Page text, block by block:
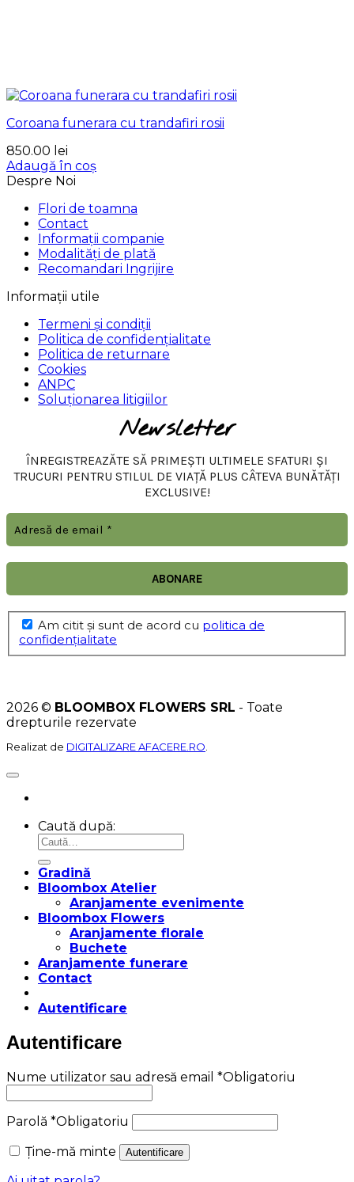
Coroana funerara cu trandafiri rosii
850.00 lei
Adaugă în coș
Despre Noi
Flori de toamna
Contact
Informații companie
Modalități de plată
Recomandari Ingrijire
Informații utile
Termeni și condiții
Politica de confidențialitate
Politica de returnare
Cookies
ANPC
Soluționarea litigiilor
Newsletter
ÎNREGISTREAZĂTE SĂ PRIMEȘTI ULTIMELE SFATURI ȘI
TRUCURI PENTRU STILUL DE VIAȚĂ PLUS CÂTEVA BUNĂTĂȚI
EXCLUSIVE!
Am citit şi sunt de acord cu politica de
confidențialitate
2026 © BLOOMBOX FLOWERS SRL - Toate
drepturile rezervate
Realizat de DIGITALIZARE AFACERE.RO.
Caută după:
Gradină
Bloombox Atelier
Aranjamente evenimente
Bloombox Flowers
Aranjamente florale
Buchete
Aranjamente funerare
Contact
Autentificare
Autentificare
Nume utilizator sau adresă email *Obligatoriu
Parolă *Obligatoriu
Ține-mă minte
Autentificare